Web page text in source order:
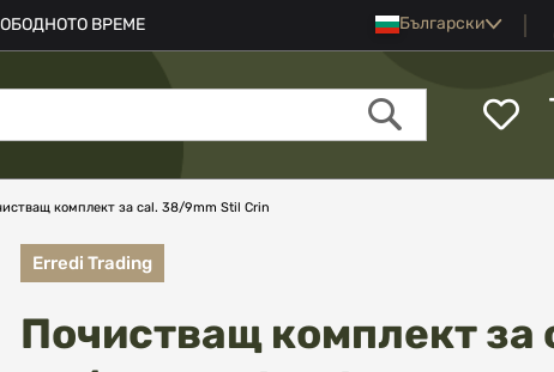
ВРЕМЕ ЕзикБългарски
Търсене
комплект за cal. 38/9mm Stil Crin
Erredi Trading
Почистващ комплект за